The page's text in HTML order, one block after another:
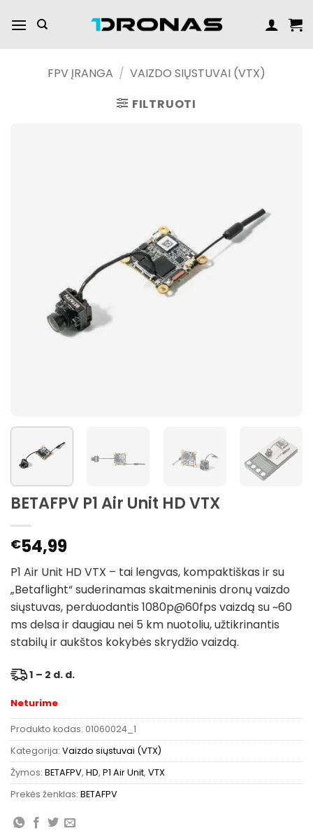
turinį
FPV ĮRANGA / VAIZDO SIŲSTUVAI (VTX)
FILTRUOTI
BETAFPV P1 Air Unit HD VTX
€54,99
P1 Air Unit HD VTX – tai lengvas, kompaktiškas ir su
„Betaflight“ suderinamas skaitmeninis dronų vaizdo
siųstuvas, perduodantis 1080p@60fps vaizdą su ~60
ms delsa ir daugiau nei 5 km nuotoliu, užtikrinantis
stabilų ir aukštos kokybės skrydžio vaizdą.
1 – 2 d. d.
Neturime
Produkto kodas: 01060024_1
Kategorija: Vaizdo siųstuvai (VTX)
Žymos: BETAFPV, HD, P1 Air Unit, VTX
Prekės ženklas: BETAFPV